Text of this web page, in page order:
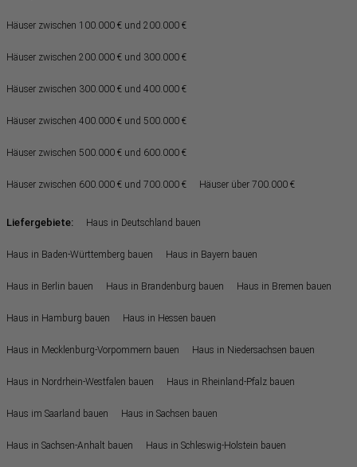
Häuser zwischen 100.000 € und 200.000 €
Häuser zwischen 200.000 € und 300.000 €
Häuser zwischen 300.000 € und 400.000 €
Häuser zwischen 400.000 € und 500.000 €
Häuser zwischen 500.000 € und 600.000 €
Häuser zwischen 600.000 € und 700.000 € Häuser über 700.000 €
Liefergebiete: Haus in Deutschland bauen
Haus in Baden-Württemberg bauen Haus in Bayern bauen
Haus in Berlin bauen Haus in Brandenburg bauen Haus in Bremen bauen
Haus in Hamburg bauen Haus in Hessen bauen
Haus in Mecklenburg-Vorpommern bauen Haus in Niedersachsen bauen
Haus in Nordrhein-Westfalen bauen Haus in Rheinland-Pfalz bauen
Haus im Saarland bauen Haus in Sachsen bauen
Haus in Sachsen-Anhalt bauen Haus in Schleswig-Holstein bauen